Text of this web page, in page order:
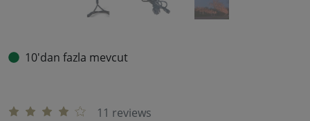
10'dan fazla mevcut
11 reviews